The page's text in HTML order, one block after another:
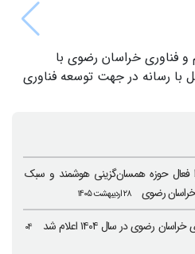
فناوری خراسان رضوی با
با رسانه در جهت توسعه فناوری
فعال حوزه همسان‌گزینی هوشمند و سبک
خراسان رضوی
۲۸ اردیبهشت ۱۴۰۵
رضوی در سال ۱۴۰۴ اعلام شد
۰۴